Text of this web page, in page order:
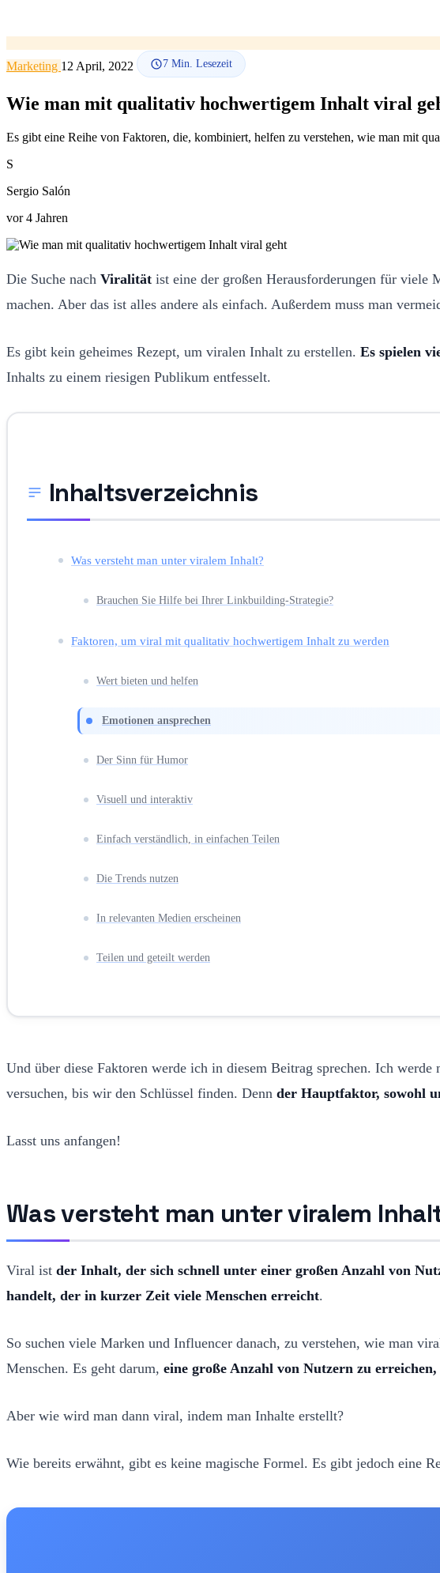
Marketing 12 April, 2022 7 Min. Lesezeit
Wie man mit qualitativ hochwertigem Inhalt viral
Es gibt eine Reihe von Faktoren, die, kombiniert, helfen zu verstehen, wie man mit
S
Sergio Salón
vor 4 Jahren
Die Suche nach Viralität ist eine der großen Herausforderungen für viele
machen. Aber das ist alles andere als einfach. Außerdem muss man
Es gibt kein geheimes Rezept, um viralen Inhalt zu erstellen. Es spielen
Inhalts zu einem riesigen Publikum entfesselt.
Inhaltsverzeichnis
Was versteht man unter viralem Inhalt?
Brauchen Sie Hilfe bei Ihrer Linkbuilding-Strategie?
Faktoren, um viral mit qualitativ hochwertigem Inhalt zu werden
Wert bieten und helfen
Emotionen ansprechen
Der Sinn für Humor
Visuell und interaktiv
Einfach verständlich, in einfachen Teilen
Die Trends nutzen
In relevanten Medien erscheinen
Teilen und geteilt werden
Und über diese Faktoren werde ich in diesem Beitrag sprechen. Ich werde
versuchen, bis wir den Schlüssel finden. Denn der Hauptfaktor, sowohl
Lasst uns anfangen!
Was versteht man unter viralem
Viral ist der Inhalt, der sich schnell unter einer großen Anzahl von
handelt, der in kurzer Zeit viele Menschen erreicht.
So suchen viele Marken und Influencer danach, zu verstehen, wie man
Menschen. Es geht darum, eine große Anzahl von Nutzern zu
Aber wie wird man dann viral, indem man Inhalte erstellt?
Wie bereits erwähnt, gibt es keine magische Formel. Es gibt jedoch eine